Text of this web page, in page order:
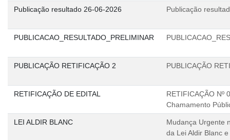
Publicação resultado 26-06-2026 Publicação
PUBLICACAO_RESULTADO_PRELIMINAR
PUBLICAÇÃO RETIFICAÇÃO 2 PUBLICAÇÃO
RETIFICAÇÃO DE EDITAL
RETIFICAÇÃO Nº
Chamamento
LEI ALDIR BLANC
Mudança Urgente
da Lei Aldir Blanc